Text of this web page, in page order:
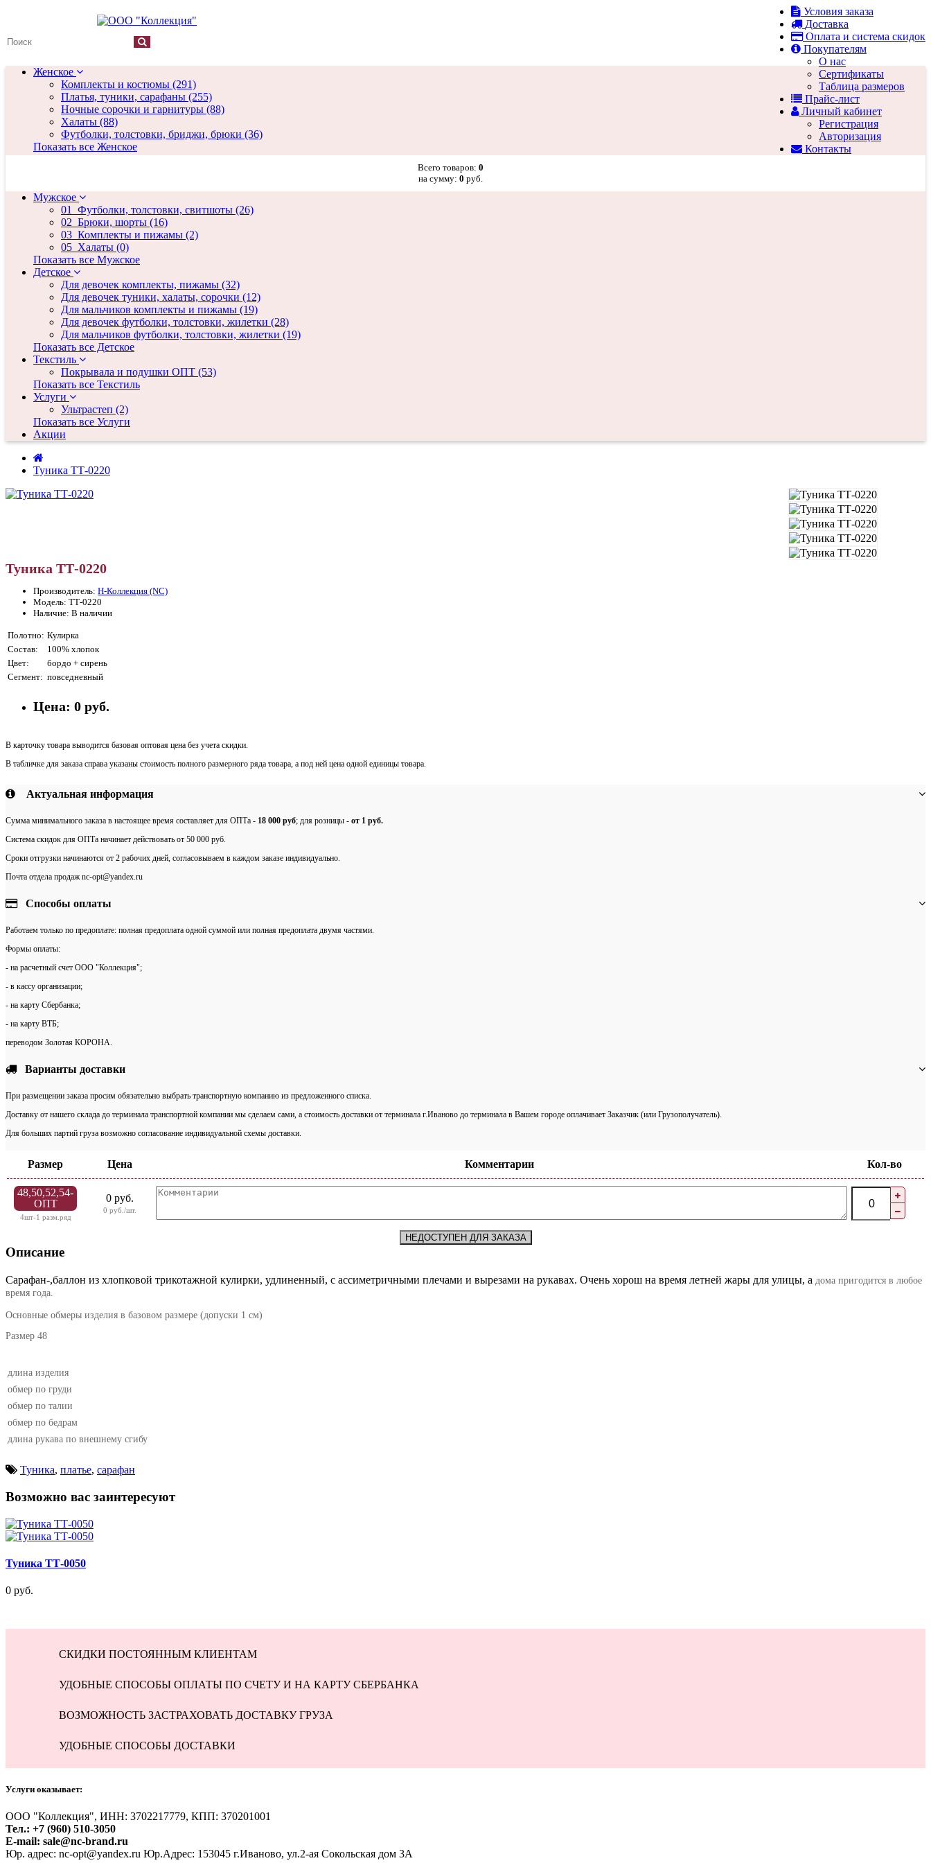
Условия заказа
Доставка
Оплата и система скидок
Покупателям
О нас
Сертификаты
Таблица размеров
Прайс-лист
Личный кабинет
Регистрация
Авторизация
Контакты
Всего товаров: 0
на сумму: 0 руб.
Женское
Комплекты и костюмы (291)
Платья, туники, сарафаны (255)
Ночные сорочки и гарнитуры (88)
Халаты (88)
Футболки, толстовки, бриджи, брюки (36)
Показать все Женское
Мужское
01_Футболки, толстовки, свитшоты (26)
02_Брюки, шорты (16)
03_Комплекты и пижамы (2)
05_Халаты (0)
Показать все Мужское
Детское
Для девочек комплекты, пижамы (32)
Для девочек туники, халаты, сорочки (12)
Для мальчиков комплекты и пижамы (19)
Для девочек футболки, толстовки, жилетки (28)
Для мальчиков футболки, толстовки, жилетки (19)
Показать все Детское
Текстиль
Покрывала и подушки ОПТ (53)
Показать все Текстиль
Услуги
Ультрастеп (2)
Показать все Услуги
Акции
Туника ТТ-0220
Туника ТТ-0220
Производитель: Н-Коллекция (NC)
Модель: ТТ-0220
Наличие: В наличии
Полотно: Кулирка
Состав:
100% хлопок
Цвет:
бордо + сирень
Сегмент: повседневный
Цена: 0 руб.
В карточку товара выводится базовая оптовая цена без учета скидки.
В табличке для заказа справа указаны стоимость полного размерного ряда товара, а под ней цена одной единицы товара.
Актуальная информация
Сумма минимального заказа в настоящее время составляет для ОПТа - 18 000 руб; для розницы - от 1 руб.
Система скидок для ОПТа начинает действовать от 50 000 руб.
Сроки отгрузки начинаются от 2 рабочих дней, согласовываем в каждом заказе индивидуально.
Почта отдела продаж nc-opt@yandex.ru
Способы оплаты
Работаем только по предоплате: полная предоплата одной суммой или полная предоплата двумя частями.
Формы оплаты:
- на расчетный счет ООО "Коллекция";
- в кассу организации;
- на карту Сбербанка;
- на карту ВТБ;
переводом Золотая КОРОНА.
Варианты доставки
При размещении заказа просим обязательно выбрать транспортную компанию из предложенного списка.
Доставку от нашего склада до терминала транспортной компании мы сделаем сами, а стоимость доставки от терминала г.Иваново до терминала в Вашем городе оплачивает Заказчик (или Грузополучатель).
Для больших партий груза возможно согласование индивидуальной схемы доставки.
Размер Цена Комментарии Кол-во
48,50,52,54-
ОПТ
4шт-1 разм.ряд
0 руб.
0 руб./шт.
НЕДОСТУПЕН ДЛЯ ЗАКАЗА
Описание
Сарафан-,баллон из хлопковой трикотажной кулирки, удлиненный, с ассиметричными плечами и вырезами на рукавах. Очень хорош на время летней жары для улицы, а дома пригодится в любое
время года.
Основные обмеры изделия в базовом размере (допуски 1 см)
Размер 48
длина изделия
обмер по груди
обмер по талии
обмер по бедрам
длина рукава по внешнему сгибу
Туника, платье, сарафан
Возможно вас заинтересуют
Туника ТТ-0050
0 руб.
СКИДКИ ПОСТОЯННЫМ КЛИЕНТАМ
УДОБНЫЕ СПОСОБЫ ОПЛАТЫ ПО СЧЕТУ И НА КАРТУ СБЕРБАНКА
ВОЗМОЖНОСТЬ ЗАСТРАХОВАТЬ ДОСТАВКУ ГРУЗА
УДОБНЫЕ СПОСОБЫ ДОСТАВКИ
Услуги оказывает:
ООО "Коллекция", ИНН: 3702217779, КПП: 370201001
Тел.: +7 (960) 510-3050
E-mail: sale@nc-brand.ru
Юр. адрес: nc-opt@yandex.ru Юр.Адрес: 153045 г.Иваново, ул.2-ая Сокольская дом 3А